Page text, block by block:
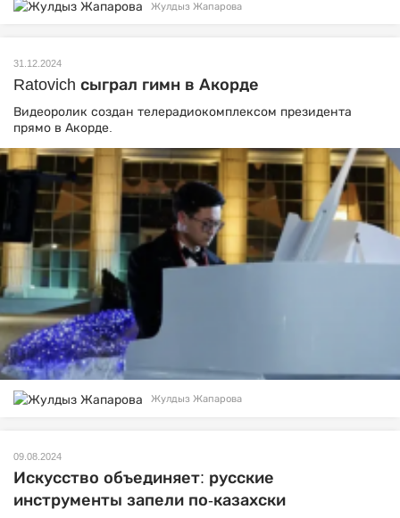
Жулдыз Жапарова
31.12.2024
Ratovich сыграл гимн в Акорде
Видеоролик создан телерадиокомплексом президента
прямо в Акорде.
Жулдыз Жапарова
09.08.2024
Искусство объединяет: русские
инструменты запели по-казахски